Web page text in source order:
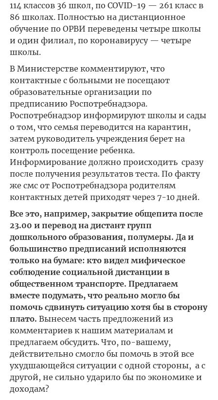
114 классов 36 школ, по COVID-19 — 261 класс в
86 школах. Полностью на дистанционное
обучение по ОРВИ переведены четыре школы
и один филиал, по коронавирусу — четыре
школы.
В Министерстве комментируют, что
контактные с больными не посещают
образовательные организации по
предписанию Роспотребнадзора.
Роспотребнадзор информируют школы и сады
о том, что семья переводится на карантин,
затем руководитель учреждения берет на
контроль посещение ребенка.
Информирование должно происходить сразу
после получения результатов теста. По факту
же смс от Роспотребнадзора родителям
контактных детей приходят через 7-10 дней.
Все это, например, закрытие общепита после
23.00 и перевод на дистант групп
дошкольного образования, полумеры. Да и
большинство предписаний исполняются
только на бумаге: кто видел мифическое
соблюдение социальной дистанции в
общественном транспорте. Предлагаем
вместе подумать, что реально могло бы
помочь сдвинуть ситуацию хотя бы в сторону
плато. Вынесем часть предложений из
комментариев к нашим материалам и
предлагаем обсудить. Что, по-вашему,
действительно смогло бы помочь в этой все
ухудшающейся ситуации с одной стороны, а с
другой, не сильно ударило бы по экономике и
доходам?